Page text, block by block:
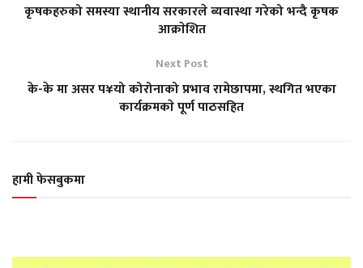
कृषकहरुको समस्या स्थानीय सरकारले ब्यवास्था गरेको भन्दै कृषक
आक्राेशित
Next Post
के-के मा असर प¥यो कोरोनाको प्रभाव रामेछापमा, स्थगित भएका
कार्यक्रमकाे पूर्ण पाठसहित
हामी फेसबुकमा